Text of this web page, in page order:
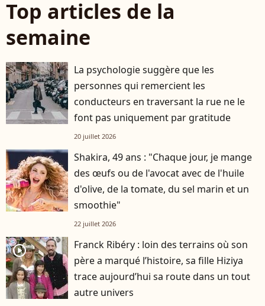
Top articles de la
semaine
La psychologie suggère que les
personnes qui remercient les
conducteurs en traversant la rue ne le
font pas uniquement par gratitude
20 juillet 2026
Shakira, 49 ans : "Chaque jour, je mange
des œufs ou de l'avocat avec de l'huile
d'olive, de la tomate, du sel marin et un
smoothie"
22 juillet 2026
player2
Franck Ribéry : loin des terrains où son
père a marqué l’histoire, sa fille Hiziya
trace aujourd’hui sa route dans un tout
autre univers